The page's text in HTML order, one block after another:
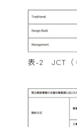
表-2 JCT（